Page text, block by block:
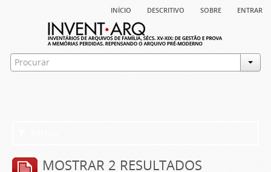
início descritivo sobre entrar
MOSTRAR 2 RESULTADOS